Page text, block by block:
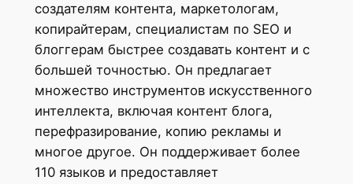
создателям контента, маркетологам,
копирайтерам, специалистам по SEO и
блоггерам быстрее создавать контент и с
большей точностью. Он предлагает
множество инструментов искусственного
интеллекта, включая контент блога,
перефразирование, копию рекламы и
многое другое. Он поддерживает более
110 языков и предоставляет